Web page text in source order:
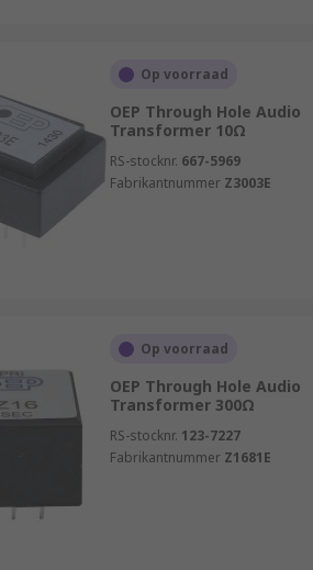
Op voorraad
OEP Through Hole Audio
Transformer 10Ω
RS-stocknr. 667-5969
Fabrikantnummer Z3003E
Op voorraad
OEP Through Hole Audio
Transformer 300Ω
RS-stocknr. 123-7227
Fabrikantnummer Z1681E